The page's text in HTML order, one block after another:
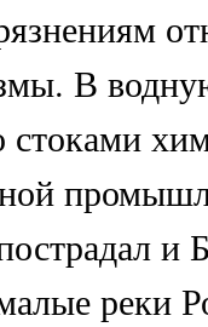
В
стоками
и
реки